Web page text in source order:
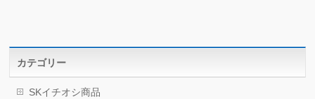
カテゴリー
SKイチオシ商品